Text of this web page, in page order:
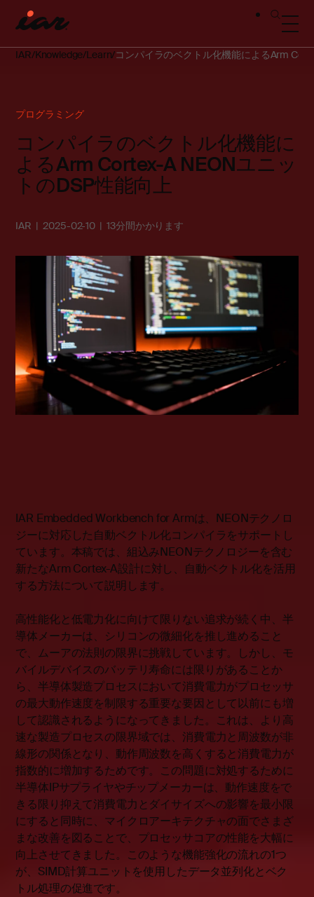
IAR Knowledge Learn コンパイラのベクトル化機能によるArm
プログラミング
コンパイラのベクトル化機能に
よるArm Cortex-A NEONユニッ
トのDSP性能向上
IAR 2025-02-10 13分間かかります
IAR Embedded Workbench for Armは、NEONテクノロ
ジーに対応した自動ベクトル化コンパイラをサポートし
ています。本稿では、組込みNEONテクノロジーを含む
新たなArm Cortex-A設計に対し、自動ベクトル化を活用
する方法について説明します。
高性能化と低電力化に向けて限りない追求が続く中、半
導体メーカーは、シリコンの微細化を推し進めること
で、ムーアの法則の限界に挑戦しています。しかし、モ
バイルデバイスのバッテリ寿命には限りがあることか
ら、半導体製造プロセスにおいて消費電力がプロセッサ
の最大動作速度を制限する重要な要因として以前にも増
して認識されるようになってきました。これは、より高
速な製造プロセスの限界域では、消費電力と周波数が非
線形の関係となり、動作周波数を高くすると消費電力が
指数的に増加するためです。この問題に対処するために
半導体IPサプライヤやチップメーカーは、動作速度をで
きる限り抑えて消費電力とダイサイズへの影響を最小限
にすると同時に、マイクロアーキテクチャの面でさまざ
まな改善を図ることで、プロセッサコアの性能を大幅に
向上させてきました。このような機能強化の流れの1つ
が、SIMD計算ユニットを使用したデータ並列化とベク
トル処理の促進です。